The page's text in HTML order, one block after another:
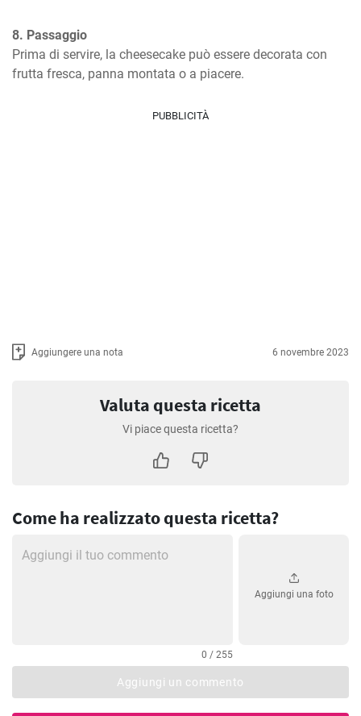
8. Passaggio
Prima di servire, la cheesecake può essere decorata con
frutta fresca, panna montata o a piacere.
PUBBLICITÀ
Aggiungere una nota 6 novembre 2023
Valuta questa ricetta
Vi piace questa ricetta?
Come ha realizzato questa ricetta?
0 / 255
Aggiungi una foto
Aggiungi un commento